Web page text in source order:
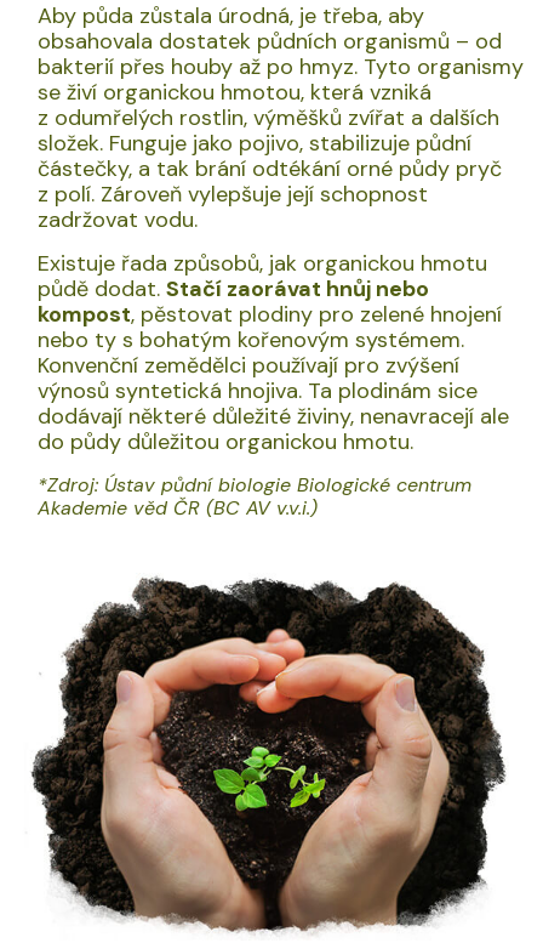
Aby půda zůstala úrodná, je třeba, aby
obsahovala dostatek půdních organismů – od
bakterií přes houby až po hmyz. Tyto organismy
se živí organickou hmotou, která vzniká
z odumřelých rostlin, výměšků zvířat a dalších
složek. Funguje jako pojivo, stabilizuje půdní
částečky, a tak brání odtékání orné půdy pryč
z polí. Zároveň vylepšuje její schopnost
zadržovat vodu.
Existuje řada způsobů, jak organickou hmotu
půdě dodat.Stačí zaorávat hnůj nebo
kompost, pěstovat plodiny pro zelené hnojení
nebo ty s bohatým kořenovým systémem.
Konvenční zemědělci používají pro zvýšení
výnosů syntetická hnojiva. Ta plodinám sice
dodávají některé důležité živiny, nenavracejí ale
do půdy důležitou organickou hmotu.
*Zdroj: Ústav půdní biologie Biologické centrum
Akademie věd ČR (BC AV v.v.i.)